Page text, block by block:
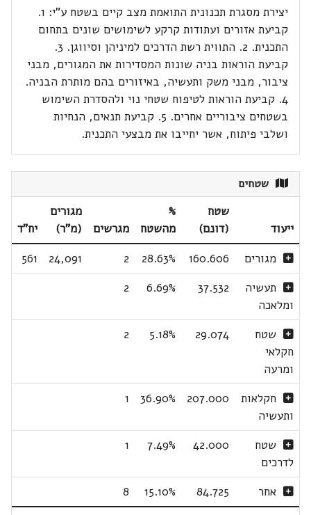
יצירת מסגרת תכנונית התואמת מצב קיים בשטח ע"י: 1.
קביעת אזורים ועתודות קרקע לשימושים שונים בתחום
התכנית. 2. התווית רשת הדרכים למיניהן וסיווגן. 3.
קביעת הוראות בניה שונות המסדירות את המגורים, מבני
ציבור, מבני משק ותעשיה, באיזורים בהם מותרת הבניה.
4. קביעת הוראות לטיפוח שטחי נוי ולהסדרת השימוש
בשטחים ציבוריים אחרים. 5. קביעת תנאים, הנחיות
ושלבי פיתוח, אשר יחייבו את מבצעי התכנית.
שטחים
ייעוד
שטח
(דונם)
%
מהשטח
מגרשים
מגורים
(מ"ר)
יח"ד
מגורים
160.606
28.63%
2
24,091
561
תעשיה
ומלאכה
37.532
6.69%
2
שטח
חקלאי
ומרעה
29.074
5.18%
2
חקלאות
ותעשיה
207.000
36.90%
1
שטח
לדרכים
42.000
7.49%
1
אחר 84.725
15.10%
8